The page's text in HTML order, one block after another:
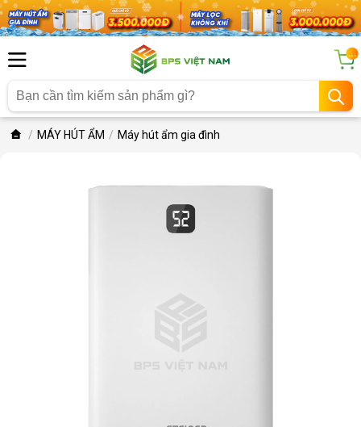
...
MÁY HÚT ẨM Máy hút ẩm gia đình